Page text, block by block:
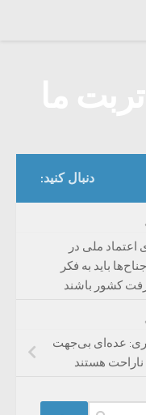
دنبال کنید:
ملی در
باید به فکر
کشور باشند
عده‌ای بی‌جهت
هستند